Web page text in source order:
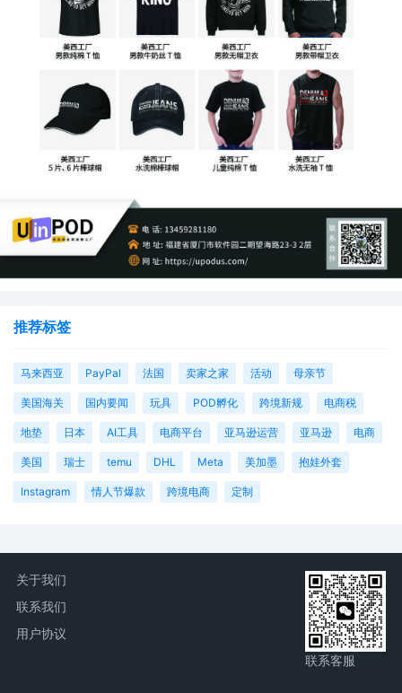
推荐标签
马来西亚 PayPal 法国 卖家之家 活动 母亲节
美国海关 国内要闻 玩具 POD孵化 跨境新规 电商税
地垫 日本 AI工具 电商平台 亚马逊运营 亚马逊 电商
美国 瑞士 temu DHL Meta 美加墨 抱娃外套
Instagram 情人节爆款 跨境电商 定制
关于我们
联系我们
用户协议
联系客服